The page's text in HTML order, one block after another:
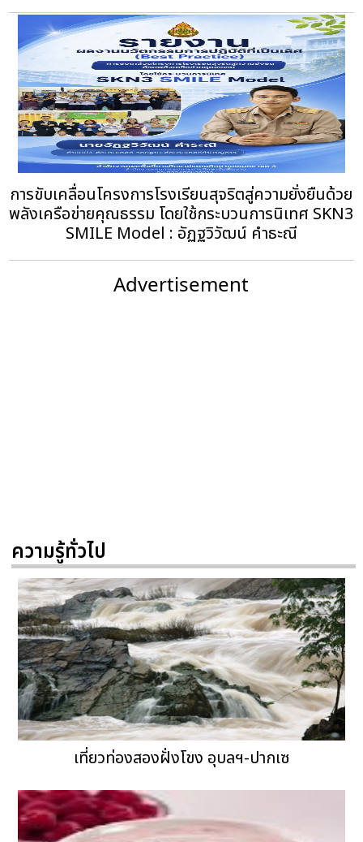
การขับเคลื่อนโครงการโรงเรียนสุจริตสู่ความยั่งยืนด้วย
พลังเครือข่ายคุณธรรม โดยใช้กระบวนการนิเทศ SKN3
SMILE Model : อัฏฐวิวัฒน์ คำธะณี
Advertisement
ความรู้ทั่วไป
เที่ยวท่องสองฝั่งโขง อุบลฯ-ปากเซ